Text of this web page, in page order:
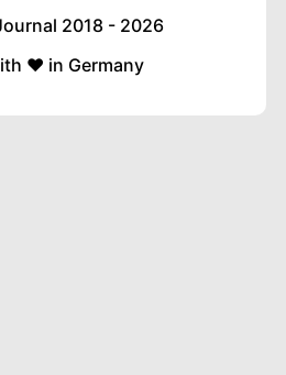
2018 - 2026
❤️ in Germany